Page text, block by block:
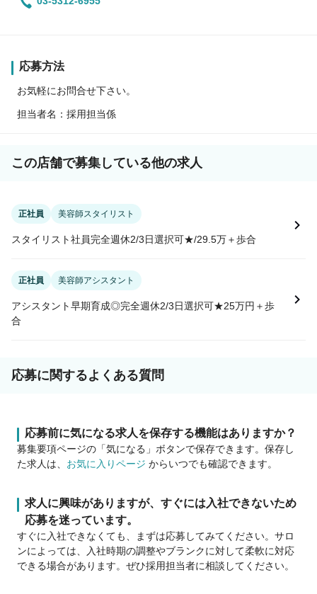
応募方法
お気軽にお問合せ下さい。
担当者名：採用担当係
この店舗で募集している他の求人
正社員 美容師スタイリスト
スタイリスト社員完全週休2/3日選択可★/29.5万＋歩合
正社員 美容師アシスタント
アシスタント早期育成◎完全週休2/3日選択可★25万円＋歩
合
応募に関するよくある質問
応募前に気になる求人を保存する機能はありますか？
募集要項ページの「気になる」ボタンで保存できます。保存し
た求人は、 お気に入りページ からいつでも確認できます。
求人に興味がありますが、すぐには入社できないため
応募を迷っています。
すぐに入社できなくても、まずは応募してみてください。サロ
ンによっては、入社時期の調整やブランクに対して柔軟に対応
できる場合があります。ぜひ採用担当者に相談してください。